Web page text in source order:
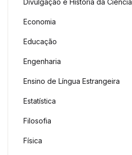
Divulgação e História da Ciência
Economia
Educação
Engenharia
Ensino de Língua Estrangeira
Estatística
Filosofia
Física